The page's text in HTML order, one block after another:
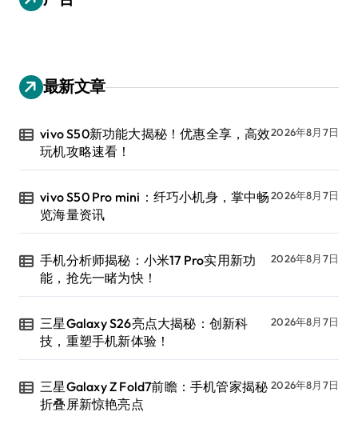
最新文章
vivo S50新功能大揭秘！优惠全享，高效
玩机攻略速看！
2026年8月7日
vivo S50 Pro mini：纤巧小机身，掌中畅
览海量资讯
2026年8月7日
手机分析师揭秘：小米17 Pro实用新功
能，抢先一睹为快！
2026年8月7日
三星Galaxy S26亮点大揭秘：创新科
技，重塑手机新体验！
2026年8月7日
三星Galaxy Z Fold7前瞻：手机管家揭秘
折叠屏新惊艳亮点
2026年8月7日